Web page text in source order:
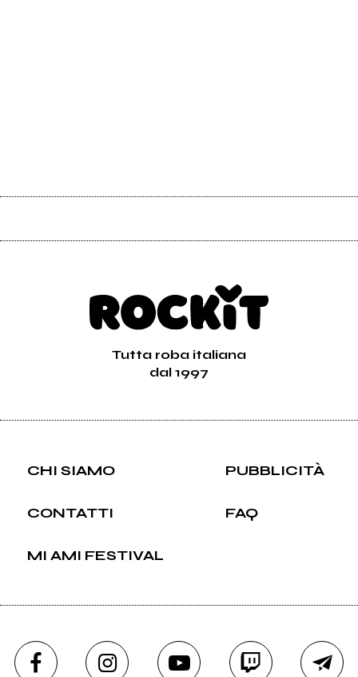
Tutta roba italiana
dal 1997
CHI SIAMO PUBBLICITÀ
CONTATTI FAQ
MI AMI FESTIVAL